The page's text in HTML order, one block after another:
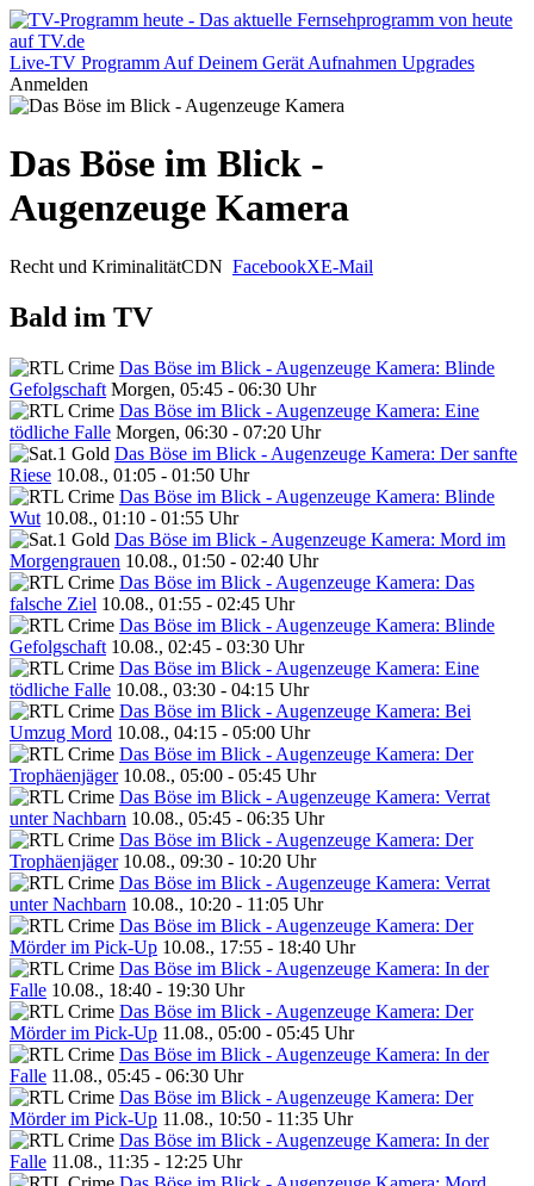
Live-TV Programm Auf Deinem Gerät Aufnahmen Upgrades
Anmelden
Das Böse im Blick -
Augenzeuge Kamera
Recht und KriminalitätCDN FacebookXE-Mail
Bald im TV
Das Böse im Blick - Augenzeuge Kamera: Blinde
Gefolgschaft Morgen, 05:45 - 06:30 Uhr
Das Böse im Blick - Augenzeuge Kamera: Eine
tödliche Falle Morgen, 06:30 - 07:20 Uhr
Das Böse im Blick - Augenzeuge Kamera: Der sanfte
Riese 10.08., 01:05 - 01:50 Uhr
Das Böse im Blick - Augenzeuge Kamera: Blinde
Wut 10.08., 01:10 - 01:55 Uhr
Das Böse im Blick - Augenzeuge Kamera: Mord im
Morgengrauen 10.08., 01:50 - 02:40 Uhr
Das Böse im Blick - Augenzeuge Kamera: Das
falsche Ziel 10.08., 01:55 - 02:45 Uhr
Das Böse im Blick - Augenzeuge Kamera: Blinde
Gefolgschaft 10.08., 02:45 - 03:30 Uhr
Das Böse im Blick - Augenzeuge Kamera: Eine
tödliche Falle 10.08., 03:30 - 04:15 Uhr
Das Böse im Blick - Augenzeuge Kamera: Bei
Umzug Mord 10.08., 04:15 - 05:00 Uhr
Das Böse im Blick - Augenzeuge Kamera: Der
Trophäenjäger 10.08., 05:00 - 05:45 Uhr
Das Böse im Blick - Augenzeuge Kamera: Verrat
unter Nachbarn 10.08., 05:45 - 06:35 Uhr
Das Böse im Blick - Augenzeuge Kamera: Der
Trophäenjäger 10.08., 09:30 - 10:20 Uhr
Das Böse im Blick - Augenzeuge Kamera: Verrat
unter Nachbarn 10.08., 10:20 - 11:05 Uhr
Das Böse im Blick - Augenzeuge Kamera: Der
Mörder im Pick-Up 10.08., 17:55 - 18:40 Uhr
Das Böse im Blick - Augenzeuge Kamera: In der
Falle 10.08., 18:40 - 19:30 Uhr
Das Böse im Blick - Augenzeuge Kamera: Der
Mörder im Pick-Up 11.08., 05:00 - 05:45 Uhr
Das Böse im Blick - Augenzeuge Kamera: In der
Falle 11.08., 05:45 - 06:30 Uhr
Das Böse im Blick - Augenzeuge Kamera: Der
Mörder im Pick-Up 11.08., 10:50 - 11:35 Uhr
Das Böse im Blick - Augenzeuge Kamera: In der
Falle 11.08., 11:35 - 12:25 Uhr